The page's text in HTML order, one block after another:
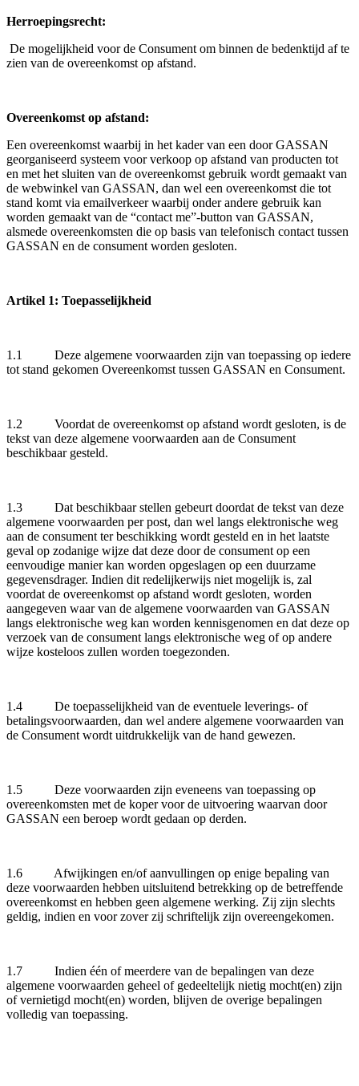
Herroepingsrecht:
De mogelijkheid voor de Consument om binnen de bedenktijd af te
zien van de overeenkomst op afstand.
Overeenkomst op afstand:
Een overeenkomst waarbij in het kader van een door GASSAN
georganiseerd systeem voor verkoop op afstand van producten tot
en met het sluiten van de overeenkomst gebruik wordt gemaakt van
de webwinkel van GASSAN, dan wel een overeenkomst die tot
stand komt via emailverkeer waarbij onder andere gebruik kan
worden gemaakt van de “contact me”-button van GASSAN,
alsmede overeenkomsten die op basis van telefonisch contact tussen
GASSAN en de consument worden gesloten.
Artikel 1: Toepasselijkheid
1.1 Deze algemene voorwaarden zijn van toepassing op iedere
tot stand gekomen Overeenkomst tussen GASSAN en Consument.
1.2 Voordat de overeenkomst op afstand wordt gesloten, is de
tekst van deze algemene voorwaarden aan de Consument
beschikbaar gesteld.
1.3 Dat beschikbaar stellen gebeurt doordat de tekst van deze
algemene voorwaarden per post, dan wel langs elektronische weg
aan de consument ter beschikking wordt gesteld en in het laatste
geval op zodanige wijze dat deze door de consument op een
eenvoudige manier kan worden opgeslagen op een duurzame
gegevensdrager. Indien dit redelijkerwijs niet mogelijk is, zal
voordat de overeenkomst op afstand wordt gesloten, worden
aangegeven waar van de algemene voorwaarden van GASSAN
langs elektronische weg kan worden kennisgenomen en dat deze op
verzoek van de consument langs elektronische weg of op andere
wijze kosteloos zullen worden toegezonden.
1.4 De toepasselijkheid van de eventuele leverings- of
betalingsvoorwaarden, dan wel andere algemene voorwaarden van
de Consument wordt uitdrukkelijk van de hand gewezen.
1.5 Deze voorwaarden zijn eveneens van toepassing op
overeenkomsten met de koper voor de uitvoering waarvan door
GASSAN een beroep wordt gedaan op derden.
1.6 Afwijkingen en/of aanvullingen op enige bepaling van
deze voorwaarden hebben uitsluitend betrekking op de betreffende
overeenkomst en hebben geen algemene werking. Zij zijn slechts
geldig, indien en voor zover zij schriftelijk zijn overeengekomen.
1.7 Indien één of meerdere van de bepalingen van deze
algemene voorwaarden geheel of gedeeltelijk nietig mocht(en) zijn
of vernietigd mocht(en) worden, blijven de overige bepalingen
volledig van toepassing.